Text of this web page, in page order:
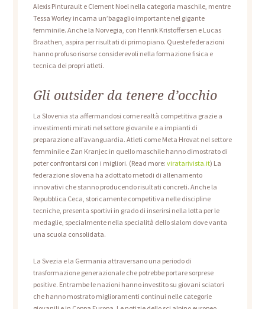
Alexis Pinturault e Clement Noel nella categoria maschile, mentre
Tessa Worley incarna un’bagaglio importante nel gigante
femminile. Anche la Norvegia, con Henrik Kristoffersen e Lucas
Braathen, aspira per risultati di primo piano. Queste federazioni
hanno profuso risorse considerevoli nella formazione fisica e
tecnica dei propri atleti.
Gli outsider da tenere d’occhio
La Slovenia sta affermandosi come realtà competitiva grazie a
investimenti mirati nel settore giovanile e a impianti di
preparazione all’avanguardia. Atleti come Meta Hrovat nel settore
femminile e Zan Kranjec in quello maschile hanno dimostrato di
poter confrontarsi con i migliori. (Read more: viratarivista.it) La
federazione slovena ha adottato metodi di allenamento
innovativi che stanno producendo risultati concreti. Anche la
Repubblica Ceca, storicamente competitiva nelle discipline
tecniche, presenta sportivi in grado di inserirsi nella lotta per le
medaglie, specialmente nella specialità dello slalom dove vanta
una scuola consolidata.
La Svezia e la Germania attraversano una periodo di
trasformazione generazionale che potrebbe portare sorprese
positive. Entrambe le nazioni hanno investito su giovani sciatori
che hanno mostrato miglioramenti continui nelle categorie